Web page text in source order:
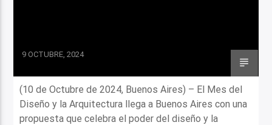
9 OCTUBRE, 2024
(10 de Octubre de 2024, Buenos Aires) – El Mes del
Diseño y la Arquitectura llega a Buenos Aires con una
propuesta que celebra el poder del diseño y la